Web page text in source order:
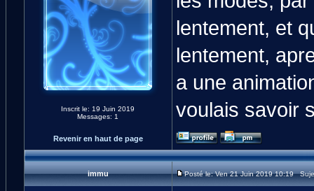
Inscrit le: 19 Juin 2019
Messages: 1
lentement, et
lentement,
a une
voulais savoir
Revenir en haut de page
immu Posté le: Ven 21 Juin 2019 10:19